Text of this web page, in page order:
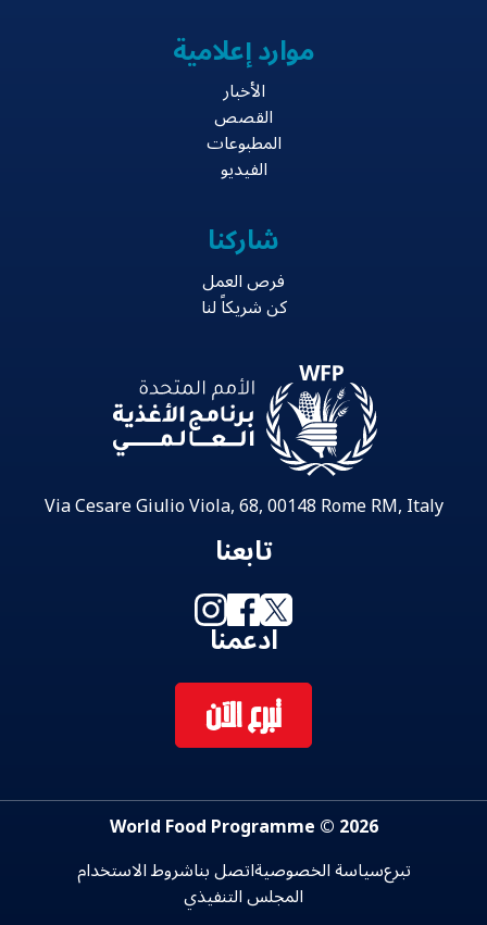
موارد إعلامية
الأخبار
القصص
المطبوعات
الفيديو
شاركنا
فرص العمل
كن شريكاً لنا
Via Cesare Giulio Viola, 68, 00148 Rome RM, Italy
تابعنا
ادعمنا
تبرع الآن
2026 © World Food Programme
تبرعسياسة الخصوصيةاتصل بناشروط الاستخدام
المجلس التنفيذي